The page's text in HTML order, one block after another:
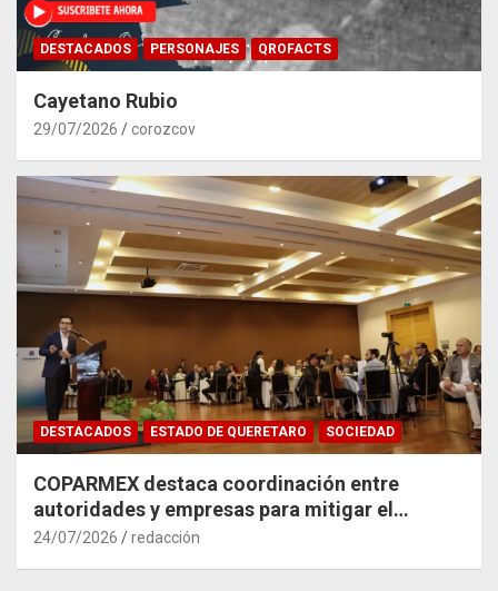
DESTACADOS PERSONAJES QROFACTS
Cayetano Rubio
29/07/2026 corozcov
DESTACADOS ESTADO DE QUERETARO SOCIEDAD
COPARMEX destaca coordinación entre
autoridades y empresas para mitigar el
impacto del Tren México–Querétaro
24/07/2026 redacción